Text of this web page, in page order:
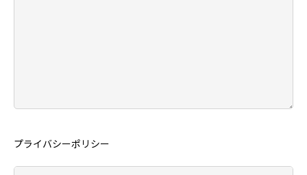
プライバシーポリシー